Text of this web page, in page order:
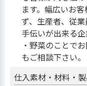
ます。幅広いお
ず、生産者、従
手伝いが出来る企
・野菜のことで
もご相談下さい。
仕入素材・材料・製